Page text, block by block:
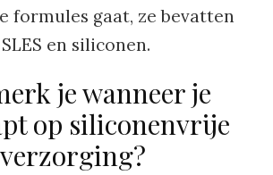
formules gaat, ze bevatten
en siliconen.
je wanneer je
op siliconenvrije
verzorging?